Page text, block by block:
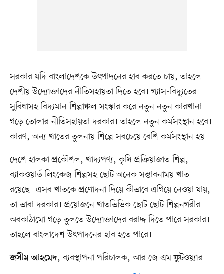
সরকার যদি বাংলাদেশকে উৎপাদনের হাব করতে চায়, তাহলে
দেশীয় উদ্যোক্তাদের নীতিসহায়তা দিতে হবে। গ্যাস-বিদ্যুতের
সুবিধাসহ বিদ্যমান শিল্পাঞ্চল সংস্কার করে নতুন নতুন কারখানা
গড়ে তোলার নীতিসহায়তা দরকার। তাহলে নতুন কর্মসংস্থান হবে।
কারণ, অন্য খাতের তুলনায় শিল্পে সবচেয়ে বেশি কর্মসংস্থান হয়।
দেশে হালকা প্রকৌশল, খাদ্যপণ্য, কৃষি প্রক্রিয়াজাত শিল্প,
ব্যাকওয়ার্ড লিংকেজ শিল্পসহ ছোট অনেক সম্ভাবনাময় খাত
রয়েছে। এসব খাতকে প্রণোদনা দিয়ে কীভাবে এগিয়ে নেওয়া যায়,
তা ভাবা দরকার। প্রয়োজনে খাতভিত্তিক ছোট ছোট শিল্পনগরীর
অবকাঠামো গড়ে তুলতে উদ্যোক্তাদের বরাদ্দ দিতে পারে সরকার।
তাহলে বাংলাদেশ উৎপাদনের হাব হতে পারে।
জসীম আহমেদ, ব্যবস্থাপনা পরিচালক, আর জে এম ফুটওয়্যার